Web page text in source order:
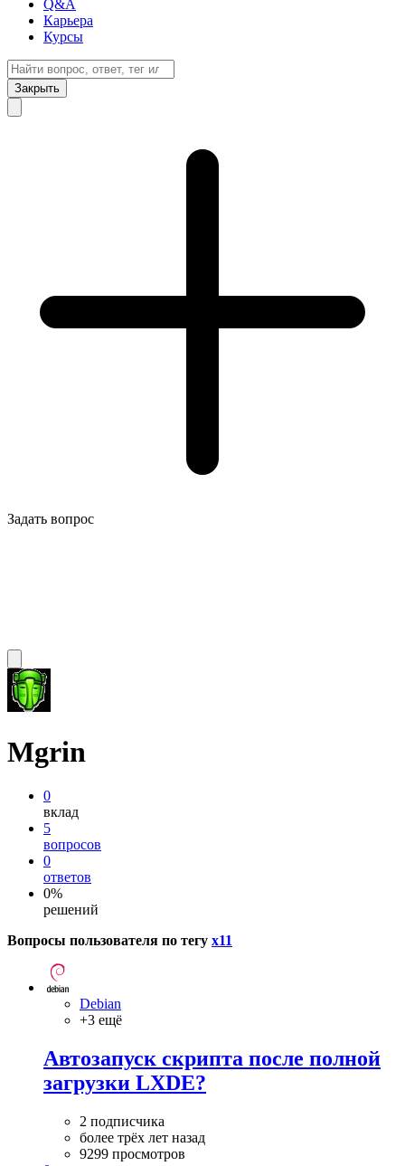
Q&A
Карьера
Курсы
Закрыть
Задать вопрос
Mgrin
0
вклад
5
вопросов
0
ответов
0%
решений
Вопросы пользователя по тегу x11
Debian
+3 ещё
Автозапуск скрипта после полной
загрузки LXDE?
2 подписчика
более трёх лет назад
9299 просмотров